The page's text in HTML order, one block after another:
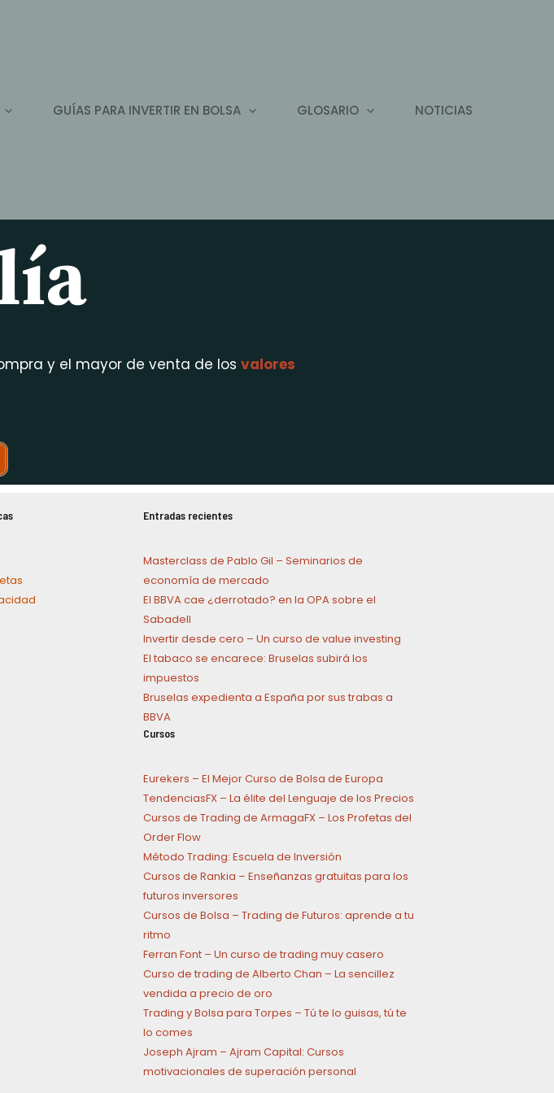
GUÍAS PARA INVERTIR EN BOLSA GLOSARIO NOTICIAS
y el mayor de venta de los valores
Entradas recientes
Masterclass de Pablo Gil – Seminarios de
economía de mercado
El BBVA cae ¿derrotado? en la OPA sobre el
Sabadell
Invertir desde cero – Un curso de value investing
El tabaco se encarece: Bruselas subirá los
impuestos
Bruselas expedienta a España por sus trabas a
BBVA
Cursos
Eurekers – El Mejor Curso de Bolsa de Europa
TendenciasFX – La élite del Lenguaje de los Precios
Cursos de Trading de ArmagaFX – Los Profetas del
Order Flow
Método Trading: Escuela de Inversión
Cursos de Rankia – Enseñanzas gratuitas para los
futuros inversores
Cursos de Bolsa – Trading de Futuros: aprende a tu
ritmo
Ferran Font – Un curso de trading muy casero
Curso de trading de Alberto Chan – La sencillez
vendida a precio de oro
Trading y Bolsa para Torpes – Tú te lo guisas, tú te
lo comes
Joseph Ajram – Ajram Capital: Cursos
motivacionales de superación personal